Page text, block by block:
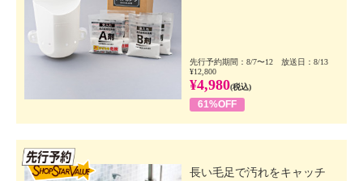
先行予約期間：8/7〜12 放送日：8/13
¥12,800
¥4,980(税込)
61%OFF
長い毛足で汚れをキャッチ